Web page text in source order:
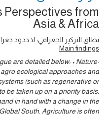
Perspectives from
Asia & Africa
نطاق التركيز الجغرافي: لا حدود
Main findings
are detailed below: • Nature-
ecological approaches and
(such as regenerative or
be taken up on a priority basis.
in hand with a change in the
South. Agriculture is often